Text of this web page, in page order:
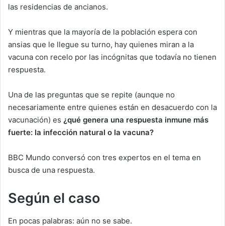
las residencias de ancianos.
Y mientras que la mayoría de la población espera con
ansias que le llegue su turno, hay quienes miran a la
vacuna con recelo por las incógnitas que todavía no tienen
respuesta.
Una de las preguntas que se repite (aunque no
necesariamente entre quienes están en desacuerdo con la
vacunación) es ¿qué genera una respuesta inmune más
fuerte: la infección natural o la vacuna?
BBC Mundo conversó con tres expertos en el tema en
busca de una respuesta.
Según el caso
En pocas palabras: aún no se sabe.